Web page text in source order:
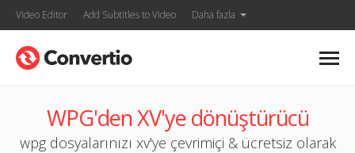
Video Editor Add Subtitles to Video Daha fazla
WPG'den XV'ye dönüştürücü
wpg dosyalarınızı xv'ye çevrimiçi & ücretsiz olarak